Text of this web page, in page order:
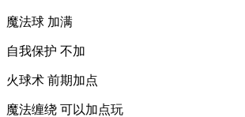
魔法球 加满
自我保护 不加
火球术 前期加点
魔法缠绕 可以加点玩